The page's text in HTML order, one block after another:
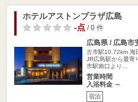
ホテルアストンプラザ広島
-点/ 0 件
広島県 / 広島市
古市駅10.72km 海
JR広島駅から最寄
市駅南口より…
営業時間
入浴料金 ～
宿泊